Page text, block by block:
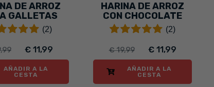
DE ARROZ
GALLETAS
(2)
€ 11,99
AÑADIR A LA
CESTA
HARINA DE ARROZ
CON CHOCOLATE
(2)
€ 19,99 € 11,99
AÑADIR A LA
CESTA